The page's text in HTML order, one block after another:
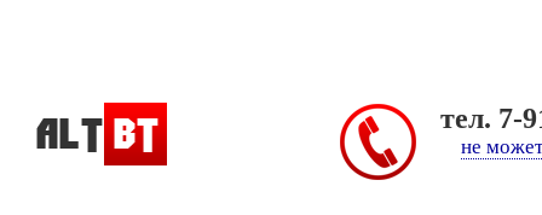
тел. 7-
не